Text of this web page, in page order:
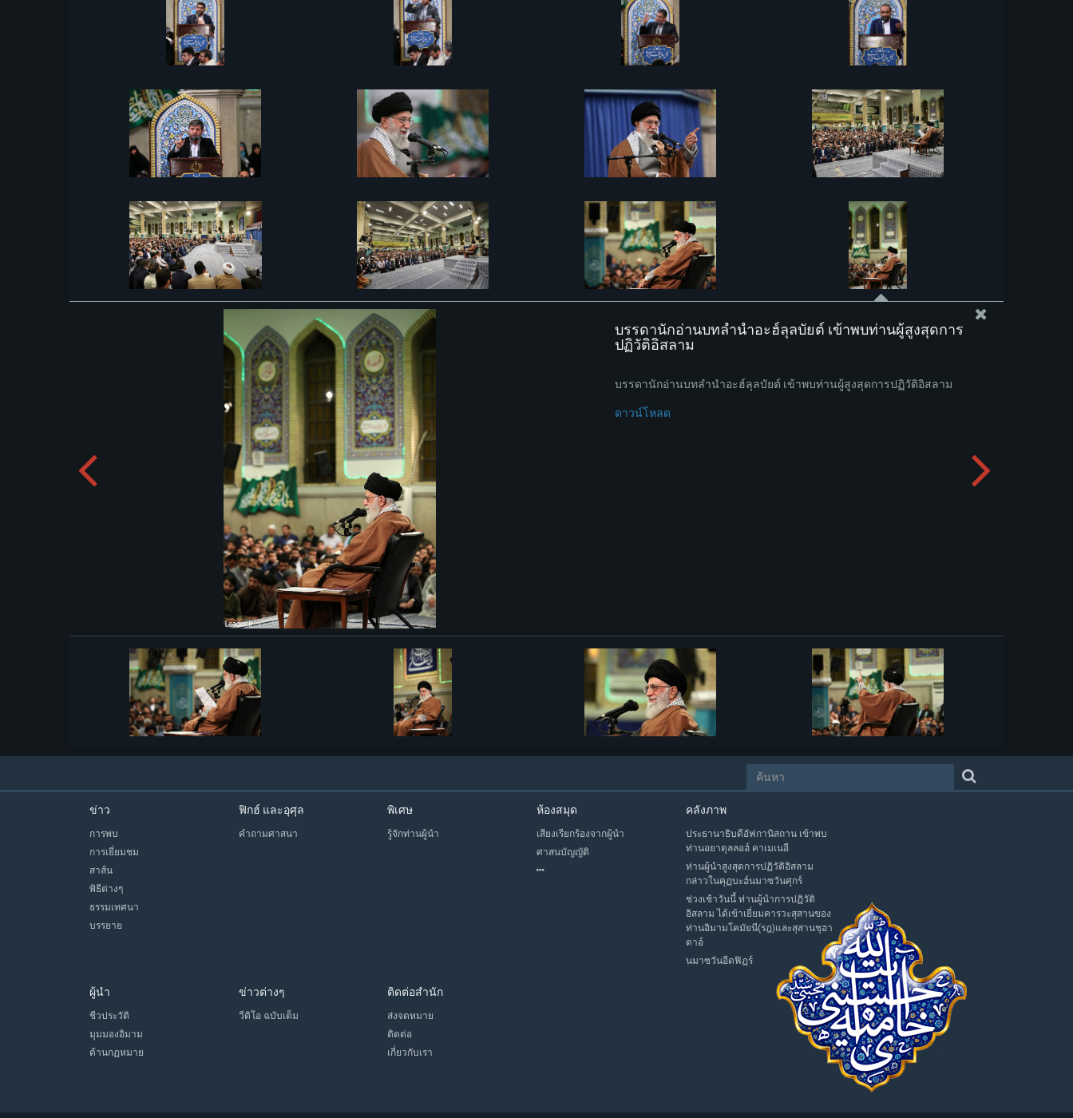
บรรดานักอ่านบทลำนำอะฮ์ลุลบัยต์ เข้าพบท่านผู้สูงสุดการ
ปฏิวัติอิสลาม
บรรดานักอ่านบทลำนำอะฮ์ลุลบัยต์ เข้าพบท่านผู้สูงสุดการปฏิวัติอิสลาม
ดาวน์โหลด
ข่าว
การพบ
การเยี่ยมชม
สาส์น
พิธีต่างๆ
ธรรมเทศนา
บรรยาย
ฟิกฮ์ และอุศุล
คำถามศาสนา
พิเศษ
รู้จักท่านผู้นำ
ห้องสมุด
เสียงเรียกร้องจากผู้นำ
ศาสนบัญญัติ
คลังภาพ
ประธานาธิบดีอัฟกานิสถาน เข้าพบ
ท่านอยาตุลลอฮ์ คาเมเนอี
ท่านผู้นำสูงสุดการปฏิวัติอิสลาม
กล่าวในคุฏบะฮ์นมาซวันศุกร์
ช่วงเช้าวันนี้ ท่านผู้นำการปฏิวัติ
อิสลาม ได้เข้าเยี่ยมคารวะสุสานของ
ท่านอิมามโคมัยนี(รฎ)และสุสานชุฮา
ดาอ์
นมาซวันอีดฟิฏร์
ผู้นำ
ชีวประวัติ
มุมมองอิมาม
ด้านกฏหมาย
ข่าวต่างๆ
วีดิโอ ฉบับเต็ม
ติดต่อสำนัก
ส่งจดหมาย
ติดต่อ
เกี่ยวกับเรา